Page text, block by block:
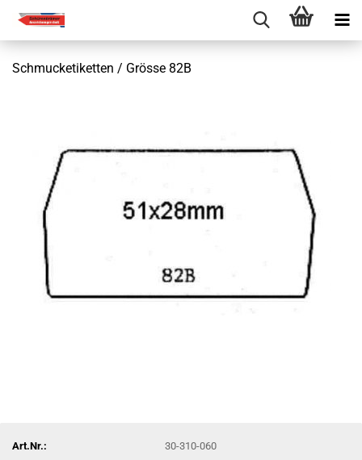
Schmucketiketten / Grösse 82B
Art.Nr.:
30-310-060